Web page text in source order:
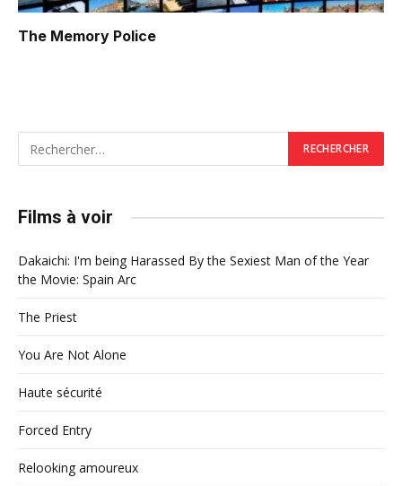
The Memory Police
Films à voir
Dakaichi: I'm being Harassed By the Sexiest Man of the Year
the Movie: Spain Arc
The Priest
You Are Not Alone
Haute sécurité
Forced Entry
Relooking amoureux